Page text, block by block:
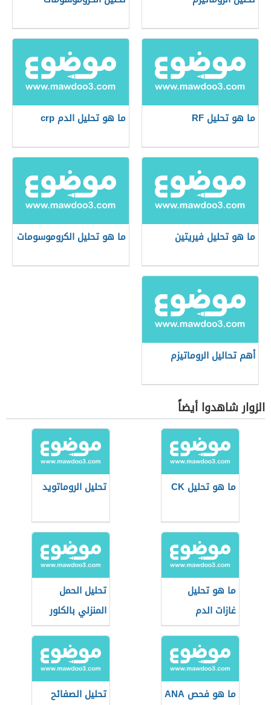
ما هو تحليل RF ما هو تحليل الدم crp
ما هو تحليل فيريتين ما هو تحليل الكروموسومات
أهم تحاليل الروماتيزم
الزوار شاهدوا أيضاً
ما هو تحليل CK تحليل الروماتويد
ما هو تحليل
غازات الدم
تحليل الحمل
المنزلي بالكلور
ما هو فحص ANA
تحليل الصفائح